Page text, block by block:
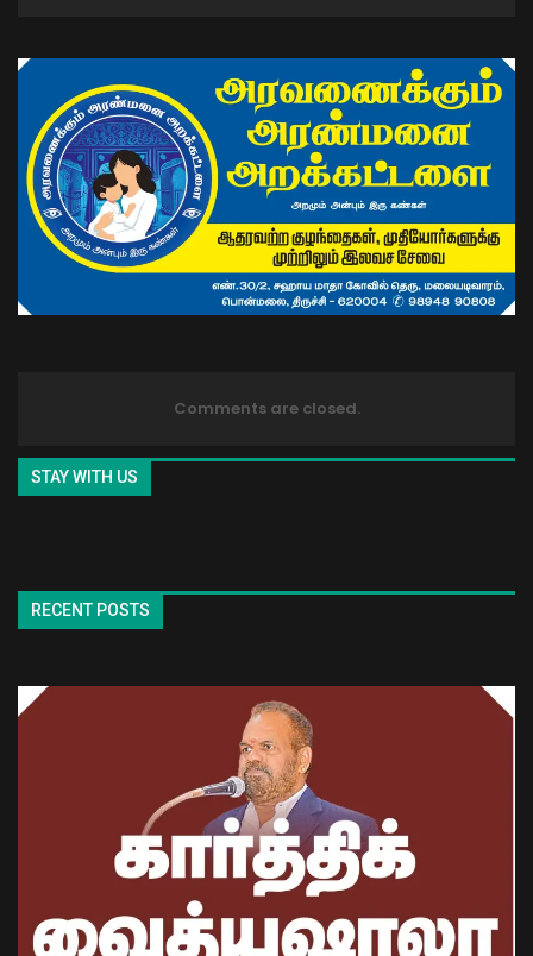
Comments are closed.
STAY WITH US
RECENT POSTS